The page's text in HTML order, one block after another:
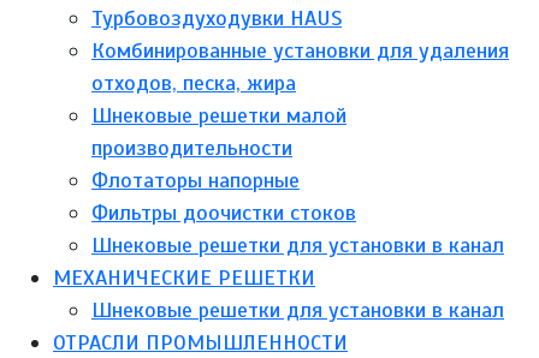
Турбовоздуходувки HAUS
Комбинированные установки для удаления
отходов, песка, жира
Шнековые решетки малой
производительности
Флотаторы напорные
Фильтры доочистки стоков
Шнековые решетки для установки в канал
МЕХАНИЧЕСКИЕ РЕШЕТКИ
Шнековые решетки для установки в канал
ОТРАСЛИ ПРОМЫШЛЕННОСТИ